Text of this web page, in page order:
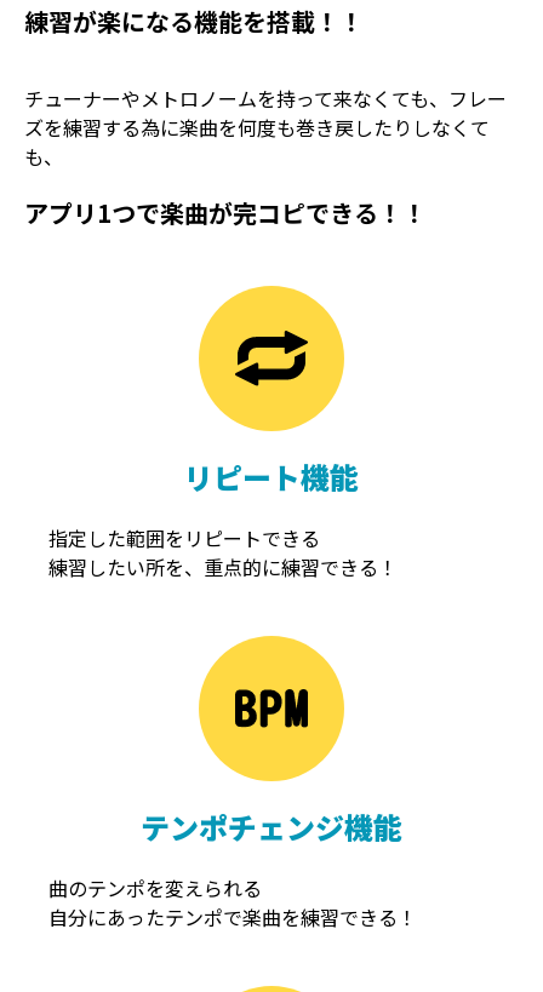
練習が楽になる機能を搭載！！
チューナーやメトロノームを持って来なくても、フレー
ズを練習する為に楽曲を何度も巻き戻したりしなくて
も、
アプリ1つで楽曲が完コピできる！！
リピート機能
指定した範囲をリピートできる
練習したい所を、重点的に練習できる！
テンポチェンジ機能
曲のテンポを変えられる
自分にあったテンポで楽曲を練習できる！